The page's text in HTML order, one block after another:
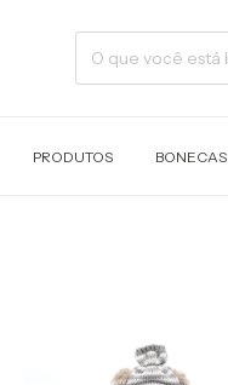
PRODUTOS BONECAS